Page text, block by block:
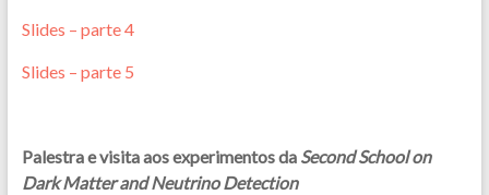
Slides – parte 4
Slides – parte 5
Palestra e visita aos experimentos da Second School on
Dark Matter and Neutrino Detection